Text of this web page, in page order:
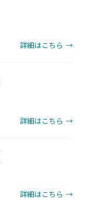
詳細はこちら →
詳細はこちら →
詳細はこちら →